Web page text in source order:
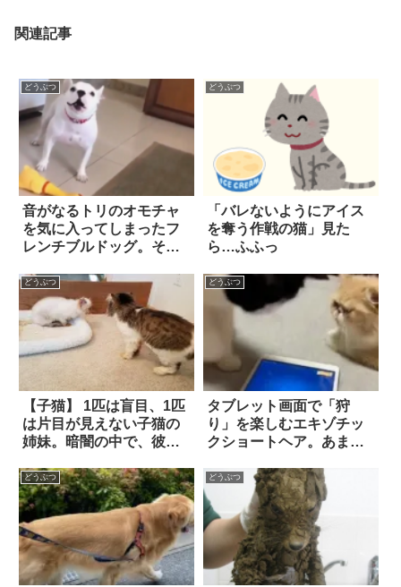
関連記事
どうぶつ
音がなるトリのオモチャ
を気に入ってしまったフ
レンチブルドッグ。その
ン』が始まった！！
どうぶつ
「バレないようにアイス
を奪う作戦の猫」見た
ら…ふふっ
どうぶつ
【子猫】 1匹は盲目、1匹
は片目が見えない子猫の
姉妹。暗闇の中で、彼ら
を結んでいた
どうぶつ
タブレット画面で「狩
り」を楽しむエキゾチッ
クショートヘア。あまり
間からツッコミを食らっ
てしまう！？
どうぶつ どうぶつ